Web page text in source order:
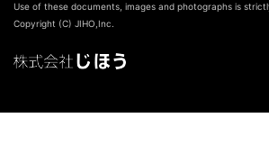
Use of these documents, images and photographs is
Copyright (C) JIHO,Inc.